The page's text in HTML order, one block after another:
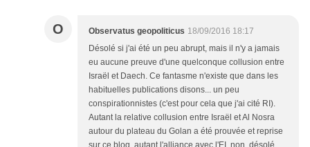
O Observatus geopoliticus 18/09/2016 18:17
Désolé si j'ai été un peu abrupt, mais il n'y a jamais
eu aucune preuve d'une quelconque collusion entre
Israël et Daech. Ce fantasme n'existe que dans les
habituelles publications disons... un peu
conspirationnistes (c'est pour cela que j'ai cité RI).
Autant la relative collusion entre Israël et Al Nosra
autour du plateau du Golan a été prouvée et reprise
sur ce blog, autant l'alliance avec l'EI, non, désolé.